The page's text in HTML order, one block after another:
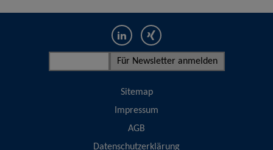
Sitemap
Impressum
AGB
Datenschutzerklärung